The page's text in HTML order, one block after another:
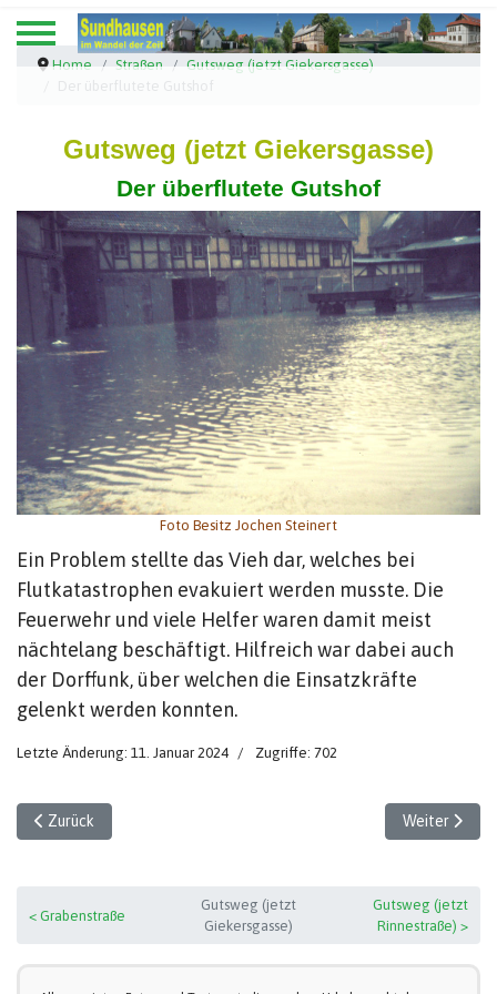
Home Straßen
Gutsweg (jetzt Giekersgasse)
Gutsweg (jetzt Giekersgasse)
Der überflutete Gutshof
Foto Besitz Jochen Steinert
Ein Problem stellte das Vieh dar, welches bei
Flutkatastrophen evakuiert werden musste. Die
Feuerwehr und viele Helfer waren damit meist
nächtelang beschäftigt. Hilfreich war dabei auch
der Dorffunk, über welchen die Einsatzkräfte
gelenkt werden konnten.
Letzte Änderung: 11. Januar 2024 Zugriffe: 702
Vorheriger Beitrag: Gutshof Stallgebäude
Zurück Nächster
Weiter
< Grabenstraße
Gutsweg (jetzt
Giekersgasse)
Gutsweg (jetzt
Rinnestraße) >